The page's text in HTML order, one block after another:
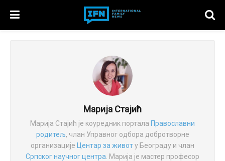
Марија Стајић
Марија Стајић је коуредник портала Православни
родитељ, члан Управног одбора добротворне
организације Центар за животу Београду и члан
Српског научног центра . Марија је мастер професор